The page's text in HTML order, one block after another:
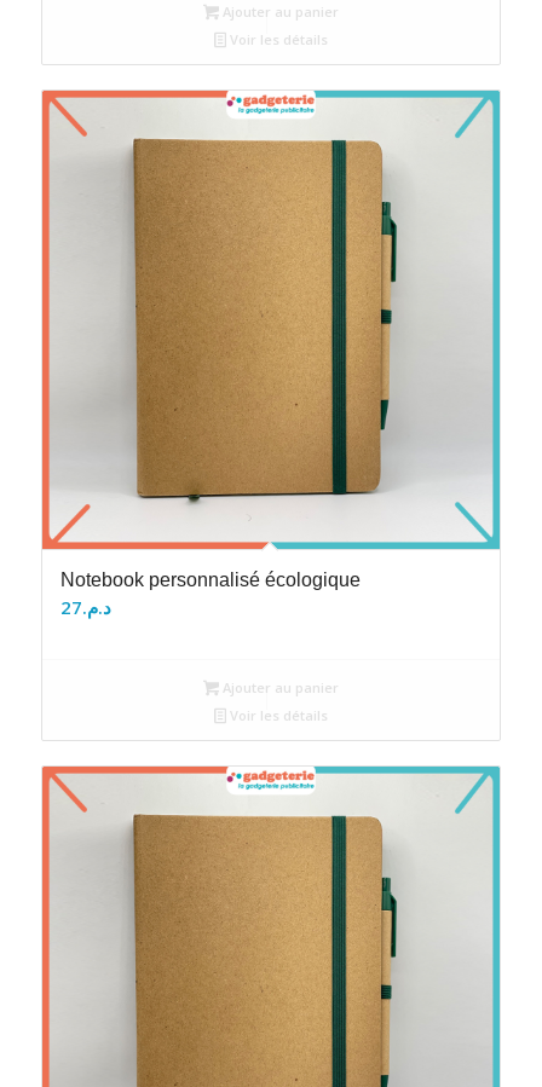
Ajouter au panier
Voir les détails
Notebook personnalisé écologique
د.م.27
Ajouter au panier
Voir les détails